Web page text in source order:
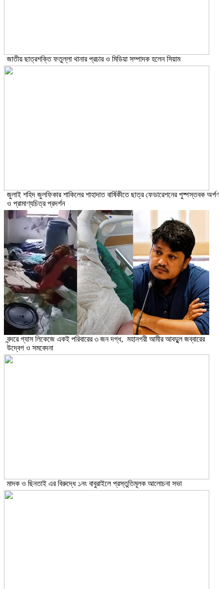
জাতীয় ছাত্রশক্তি ফতুল্লা থানার প্রচার ও মিডিয়া সম্পাদক হলেন সিয়াম
​জুলাই শহিদ জুলফিকার শাকিলের শাহাদাত বার্ষিকীতে ছাত্র ফেডারেশনের পুষ্পস্তবক অর্পণ
ও প্রামাণ্যচিত্র প্রদর্শন
বন্দরে গ্যাস লিকেজে একই পরিবারের ৩ জন দগ্ধ, মহানগরী আমীর আবদুুল জব্বারের
উদ্বেগ ও সমবেদনা
মাদক ও ছিনতাই এর বিরুদ্ধে ১নং বাবুরাইলে প্রস্তুতিমূলক আলোচনা সভা